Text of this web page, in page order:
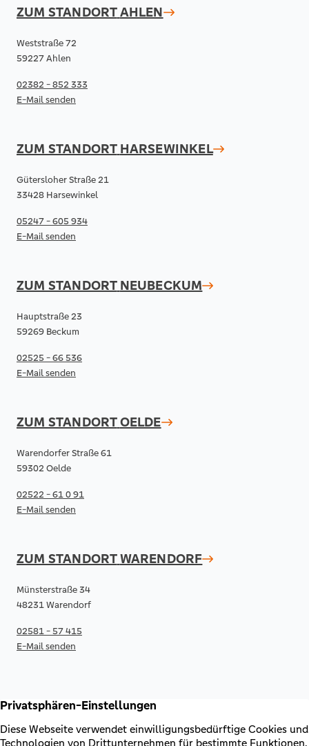
ZUM STANDORTAHLEN
Weststraße 72
59227 Ahlen
02382 - 852 333
E-Mail senden
ZUM STANDORT HARSEWINKEL
Gütersloher Straße 21
33428 Harsewinkel
05247 - 605 934
E-Mail senden
ZUM STANDORT NEUBECKUM
Hauptstraße 23
59269 Beckum
02525 - 66 536
E-Mail senden
ZUM STANDORTOELDE
Warendorfer Straße 61
59302 Oelde
02522 - 61 0 91
E-Mail senden
ZUM STANDORTWARENDORF
Münsterstraße 34
48231 Warendorf
02581 - 57 415
E-Mail senden
RECHTLICHES & KONTAKT
Kontakt